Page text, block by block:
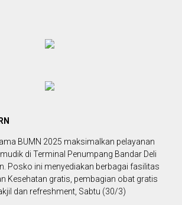
BUMN 2025 maksimalkan pelayanan
di Terminal Penumpang Bandar Deli
Posko ini menyediakan berbagai fasilitas
Kesehatan gratis, pembagian obat gratis
dan refreshment, Sabtu (30/3)